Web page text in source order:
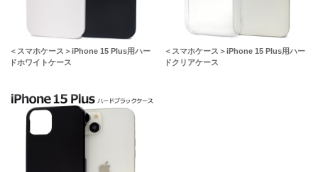
＜スマホケース＞iPhone 15 Plus用ハー
ドホワイトケース
＜スマホケース＞iPhone 15 Plus用ハー
ドクリアケース